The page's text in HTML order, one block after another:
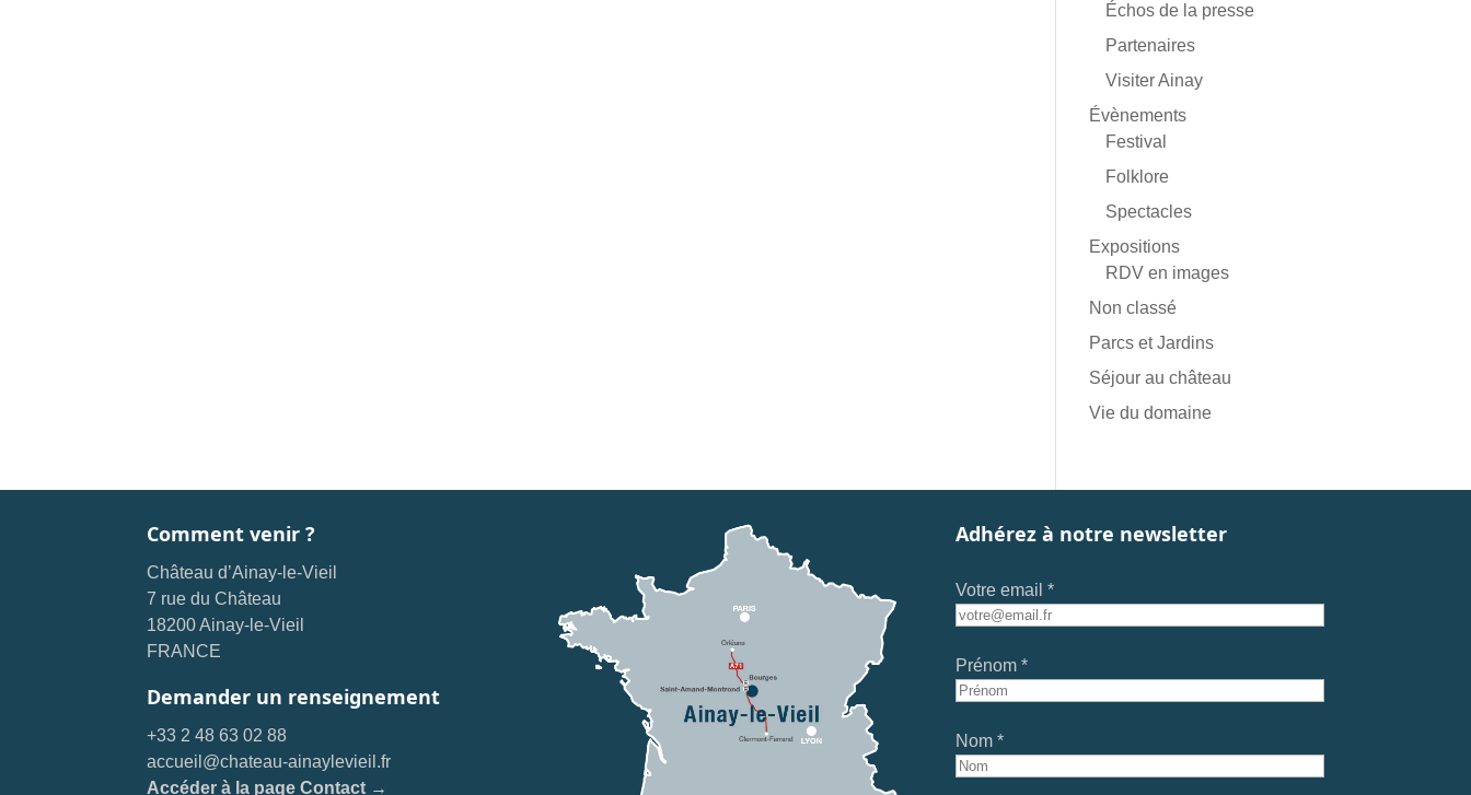
Échos de la presse
Partenaires
Visiter Ainay
Évènements
Festival
Folklore
Spectacles
Expositions
RDV en images
Non classé
Parcs et Jardins
Séjour au château
Vie du domaine
Comment venir ?
Château d’Ainay-le-Vieil
7 rue du Château
18200 Ainay-le-Vieil
FRANCE
Demander un renseignement
+33 2 48 63 02 88
accueil@chateau-ainaylevieil.fr
Accéder à la page Contact →
Adhérez à notre newsletter
Votre email *
Prénom *
Nom *